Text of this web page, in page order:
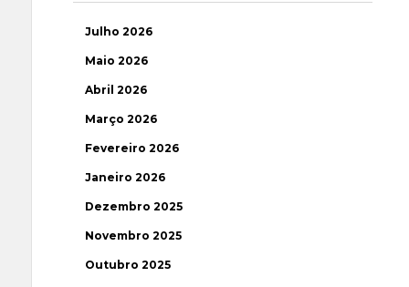
Julho 2026
Maio 2026
Abril 2026
Março 2026
Fevereiro 2026
Janeiro 2026
Dezembro 2025
Novembro 2025
Outubro 2025